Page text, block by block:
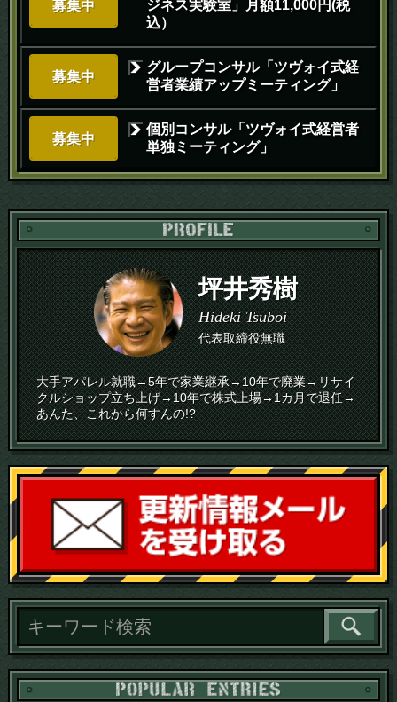
募集中
ジネス実験室」月額11,000円(税
込）
募集中
グループコンサル「ツヴォイ式経
営者業績アップミーティング」
募集中
個別コンサル「ツヴォイ式経営者
単独ミーティング」
坪井秀樹
Hideki Tsuboi
代表取締役無職
大手アパレル就職→5年で家業継承→10年で廃業→リサイ
クルショップ立ち上げ→10年で株式上場→1カ月で退任→
あんた、これから何すんの!?
読